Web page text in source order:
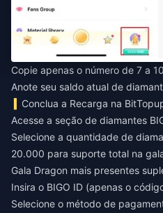
Copie apenas o número de 7 a
Anote seu saldo atual de
Conclua a Recarga na
Acesse a seção de diamantes
Selecione a quantidade de
20.000 para suporte total na
Gala Dragon mais presentes
Insira o BIGO ID (apenas o
Selecione o método de